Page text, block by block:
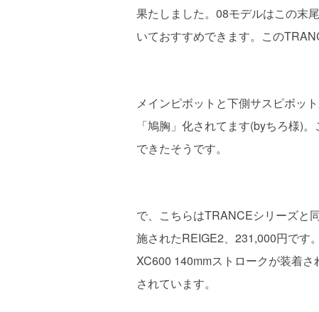
果たしました。08モデルはこの末
いておすすめできます。この
メインピボットと下側サスピボッ
「鳩胸」化されてます(byちろ様)
できたそうです。
で、こちらはTRANCEシリーズと
施されたREIGE2、231,000円です
XC600 140mmストロークが装着
されています。